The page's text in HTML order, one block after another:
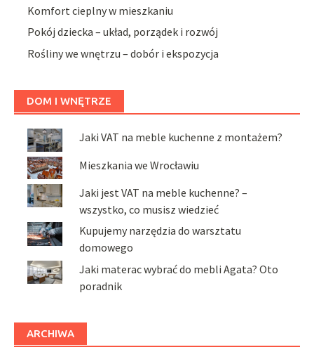
Komfort cieplny w mieszkaniu
Pokój dziecka – układ, porządek i rozwój
Rośliny we wnętrzu – dobór i ekspozycja
DOM I WNĘTRZE
Jaki VAT na meble kuchenne z montażem?
Mieszkania we Wrocławiu
Jaki jest VAT na meble kuchenne? –
wszystko, co musisz wiedzieć
Kupujemy narzędzia do warsztatu
domowego
Jaki materac wybrać do mebli Agata? Oto
poradnik
ARCHIWA